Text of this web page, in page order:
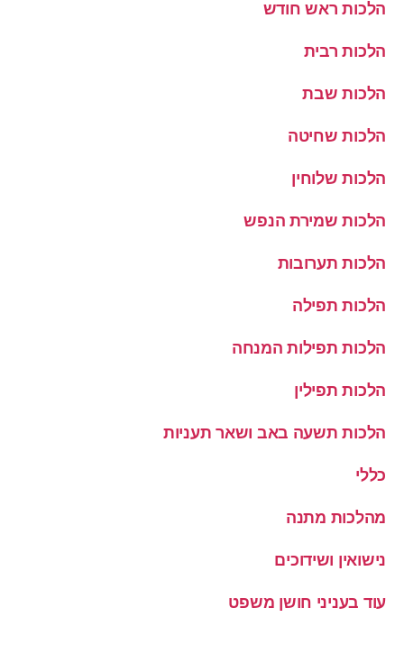
הלכות ראש חודש
הלכות רבית
הלכות שבת
הלכות שחיטה
הלכות שלוחין
הלכות שמירת הנפש
הלכות תערובות
הלכות תפילה
הלכות תפילות המנחה
הלכות תפילין
הלכות תשעה באב ושאר תעניות
כללי
מהלכות מתנה
נישואין ושידוכים
עוד בעניני חושן משפט